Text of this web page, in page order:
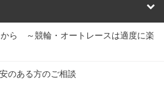
場 取手競輪場 宇都宮競輪場
ら ～競輪・オートレースは適度に楽
のある方のご相談